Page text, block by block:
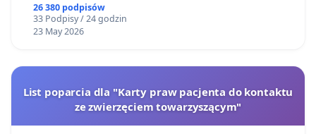
26 380 podpisów
33 Podpisy / 24 godzin
23 May 2026
List poparcia dla "Karty praw pacjenta do kontaktu
ze zwierzęciem towarzyszącym"